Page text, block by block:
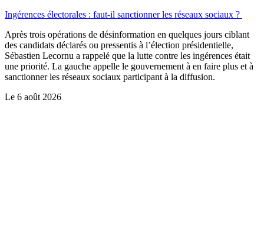
Ingérences électorales : faut-il sanctionner les réseaux sociaux ?
Après trois opérations de désinformation en quelques jours ciblant
des candidats déclarés ou pressentis à l’élection présidentielle,
Sébastien Lecornu a rappelé que la lutte contre les ingérences était
une priorité. La gauche appelle le gouvernement à en faire plus et à
sanctionner les réseaux sociaux participant à la diffusion.
Le 6 août 2026